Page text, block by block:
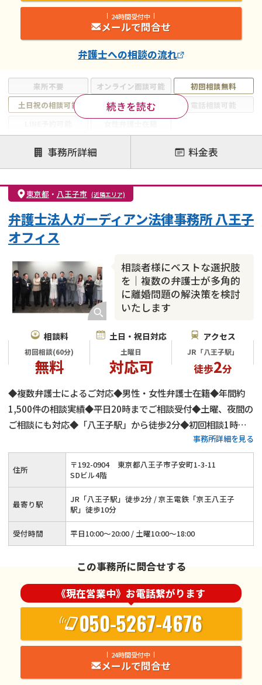
来所不要 オンライン面談可能
初回相談無料
土日祝の相談可能
19時以降電話可能
電話相談可能
注力案件
離婚前相談
離婚調停
離婚裁判
親権・面会交流権
DV
モラハラ
不貞・不倫慰謝料請求
国際離婚
財産分与
内縁の夫婦 熟年離婚
続きを読む
24時間受付中
メールで問合せ
弁護士への相談の流れ
事務所詳細 料金表
東京都 ・ 八王子市 (近隣エリア)
相談者様にベストな選択肢
を｜複数の弁護士が多角的
に離婚問題の解決策を検討
いたします
弁護士法人ガーディアン法律事務所 八王子
オフィス
相談料
初回相談(60分)
無料
土日・祝日対応
土曜日
対応可
アクセス
JR「八王子駅」
徒歩2分
◆複数弁護士によるご対応◆男性・女性弁護士在籍◆年間約
1,500件の相談実績◆平日20時までご相談受付◆土曜、夜間の
ご相談にも対応◆「八王子駅」から徒歩2分◆初回相談1時間
無料◆弁護士費用の分割払いにもご対応◆養育費・財産分与・
慰謝料請求をサポート◆代理交渉も承ります
事務所詳細を見る
住所 〒192-0904
東京都八王子市子安町1-3-11
SDビル4階
最寄り駅
JR「八王子駅」徒歩2分 / 京王電鉄「京王八王子
駅」徒歩10分
受付時間 平日10:00～20:00 / 土曜10:00～18:00
この事務所に問合せする
《現在営業中》お電話繋がります
050-5267-4676
24時間受付中
メールで問合せ